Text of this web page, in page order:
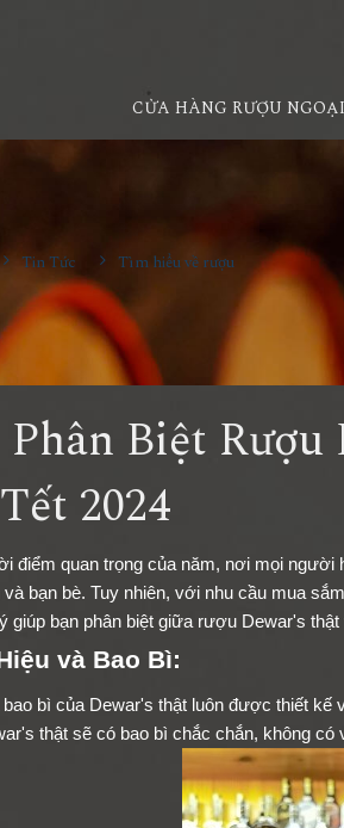
CỬA HÀNG RƯỢU NGOẠI
Tin Tức Tìm hiểu về rượu
Phân Biệt
2024
điểm quan trọng của năm, nơi mọi
và bạn bè. Tuy nhiên, với nhu cầu mua
giúp bạn phân biệt giữa rượu Dewar's
và Bao Bì:
bao bì của Dewar's thật luôn được thiết
thật sẽ có bao bì chắc chắn, không